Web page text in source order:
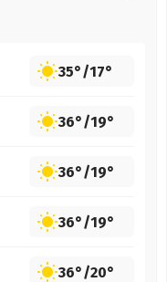
35°/17°
36°/19°
36°/19°
36°/19°
36°/20°